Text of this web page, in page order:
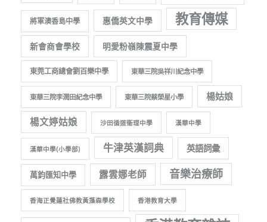
將軍澳香島中學 惠僑英文中學 教育傳媒
新會商會學校 明愛粉嶺陳震夏中學
東莞工商總會劉百樂中學 東華三院吳祥川紀念中學
東華三院李潤田紀念中學 東華三院蔡榮星小學 楊姑娘
楊文婷姑娘 沙田循道衞理中學 漢華中學
漢華中學(小學部) 牛津英漢詞典 英語詞彙
萬鈞匯知中學 露雲娜老師 音樂治療師
香海正覺蓮社佛教黃藻森學校 香港教育大學